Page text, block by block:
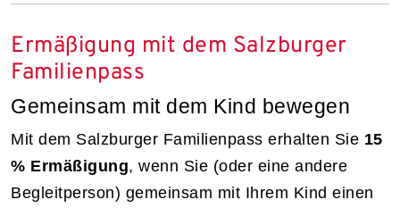
Ermäßigung mit dem Salzburger
Familienpass
Gemeinsam mit dem Kind bewegen
Mit dem Salzburger Familienpass erhalten Sie 15
% Ermäßigung, wenn Sie (oder eine andere
Begleitperson) gemeinsam mit Ihrem Kind einen